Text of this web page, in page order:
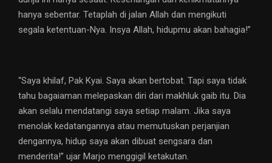
hanya sebentar. Tetaplah di jalan Allah dan mengikuti
segala ketentuan-Nya. Insya Allah, hidupmu akan bahagia!”
“Saya khilaf, Pak Kyai. Saya akan bertobat. Tapi saya tidak
tahu bagaiaman melepaskan diri dari makhluk gaib itu. Dia
akan selalu mendatangi saya setiap malam. Jika saya
menolak kedatangannya atau memutuskan perjanjian
dengannya, hidup saya akan dibuat sengsara dan
menderita!” ujar Marjo menggigil ketakutan.